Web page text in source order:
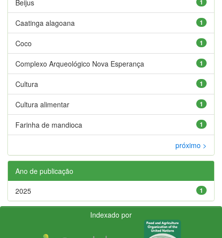
Beijus
1
Caatinga alagoana
1
Coco
1
Complexo Arqueológico Nova Esperança
1
Cultura
1
Cultura alimentar
1
Farinha de mandioca
próximo >
Ano de publicação
1
2025
Indexado por